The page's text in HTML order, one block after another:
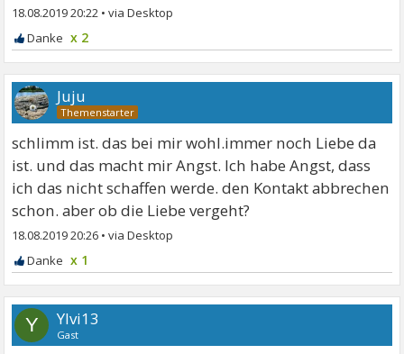
18.08.2019 20:22 •
x 2
Juju
schlimm ist. das bei mir wohl.immer noch Liebe da
ist. und das macht mir Angst. Ich habe Angst, dass
ich das nicht schaffen werde. den Kontakt abbrechen
schon. aber ob die Liebe vergeht?
18.08.2019 20:26 •
x 1
Y Ylvi13
Gast